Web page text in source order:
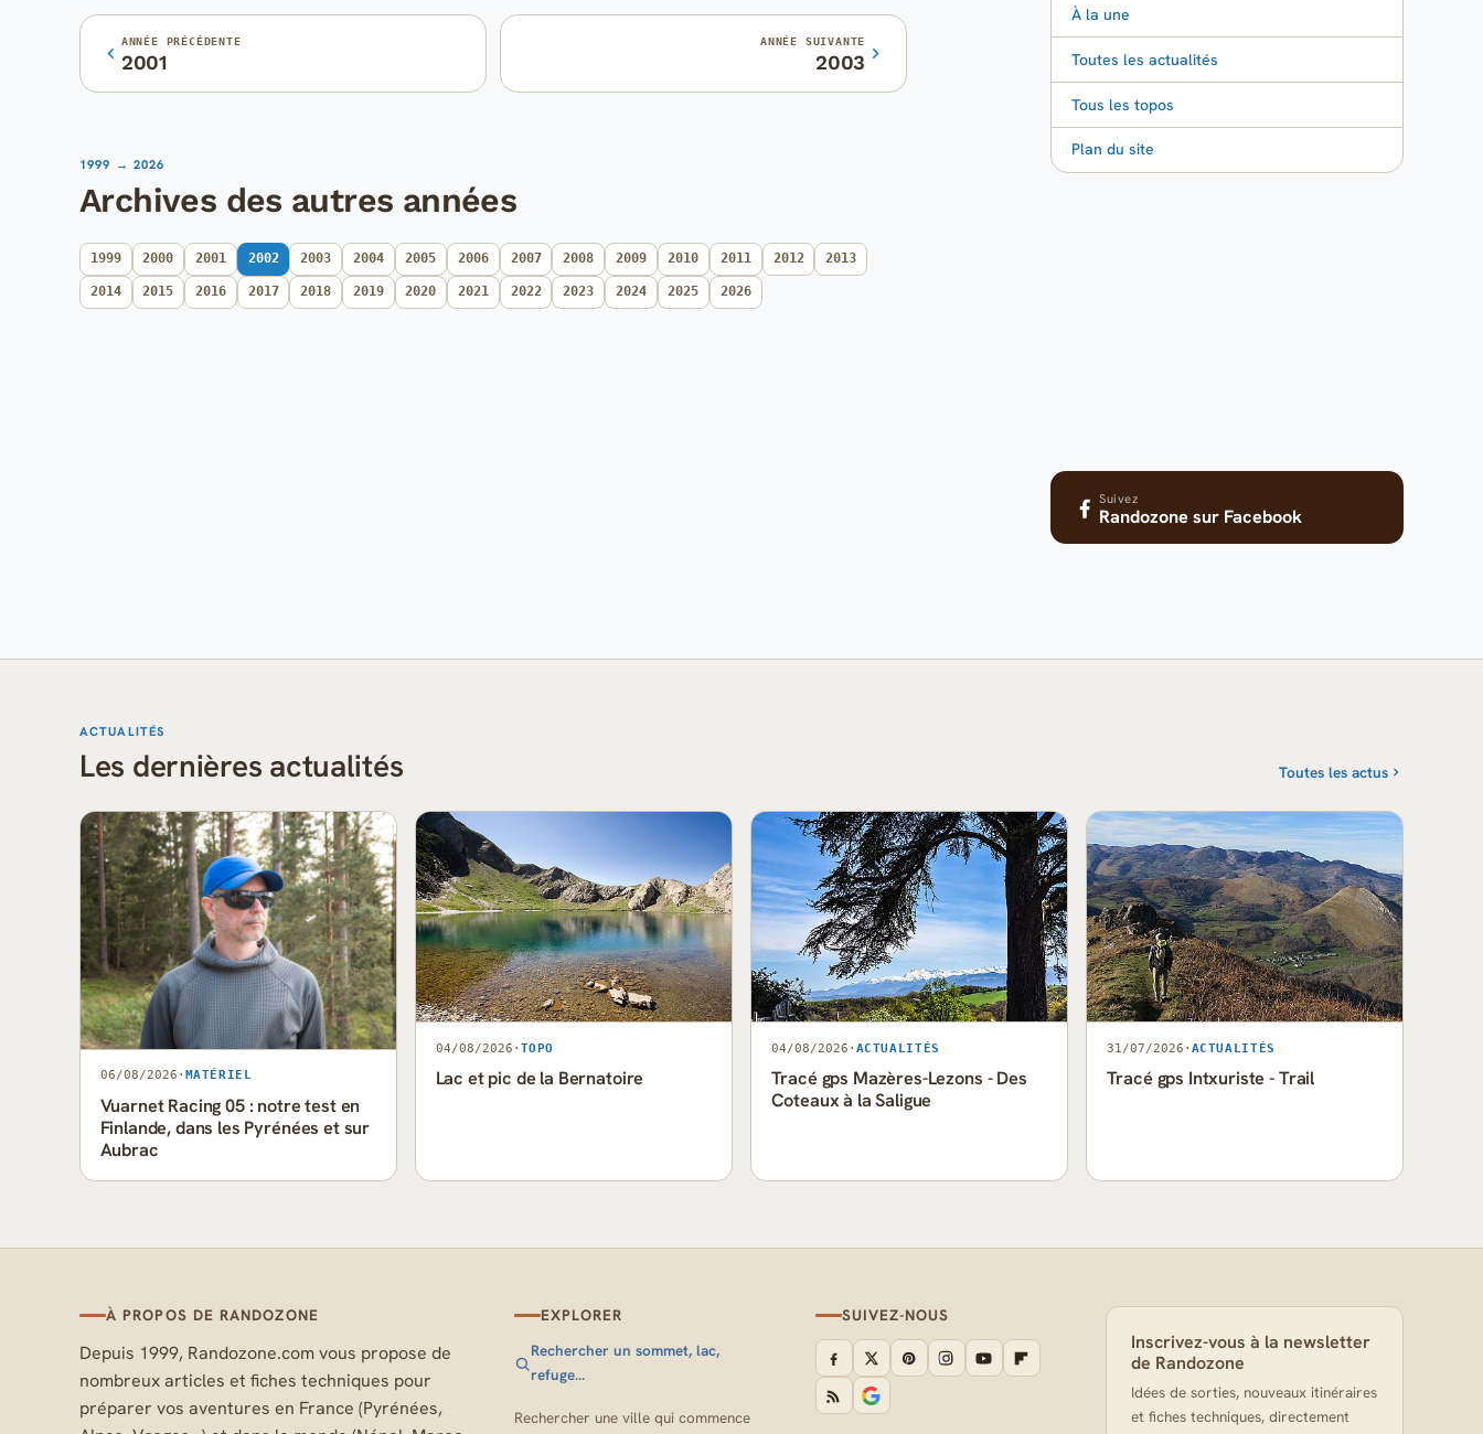
ANNÉE PRÉCÉDENTE
2001
ANNÉE SUIVANTE
2003
1999 → 2026
Archives des autres années
1999 2000 2001 2002 2003 2004 2005 2006 2007 2008 2009 2010 2011 2012 2013
2014 2015 2016 2017 2018 2019 2020 2021 2022 2023 2024 2025 2026
À la une
Toutes les actualités
Tous les topos
Plan du site
Suivez
Randozonesur Facebook
ACTUALITÉS
Les dernières actualités Toutes les actus
06/08/2026 · MATÉRIEL
Vuarnet Racing 05 : notre test en
Finlande, dans les Pyrénées et sur
Aubrac
04/08/2026 · TOPO
Lac et pic de la Bernatoire
04/08/2026 · ACTUALITÉS
Tracé gps Mazères-Lezons - Des
Coteaux à la Saligue
31/07/2026 · ACTUALITÉS
Tracé gps Intxuriste - Trail
À PROPOS DE RANDOZONE
Depuis 1999, Randozone.com vous propose de
nombreux articles et fiches techniques pour
préparer vos aventures en France (Pyrénées,
EXPLORER
Rechercher un sommet, lac,
refuge…
Rechercher une ville qui commence
SUIVEZ-NOUS
Inscrivez-vous à la newsletter
de Randozone
Idées de sorties, nouveaux itinéraires
et fiches techniques, directement